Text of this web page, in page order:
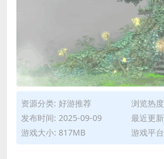
资源分类: 好游推荐
浏览热
发布时间: 2025-09-09
最近更
游戏大小: 817MB
游戏平